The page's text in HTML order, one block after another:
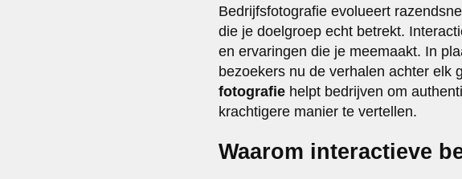
Bedrijfsfotografie evolueert
die je doelgroep echt betrekt.
en ervaringen die je meemaakt. In
bezoekers nu de verhalen achter elk
fotografie helpt bedrijven om
krachtigere manier te vertellen.
Waarom interactieve